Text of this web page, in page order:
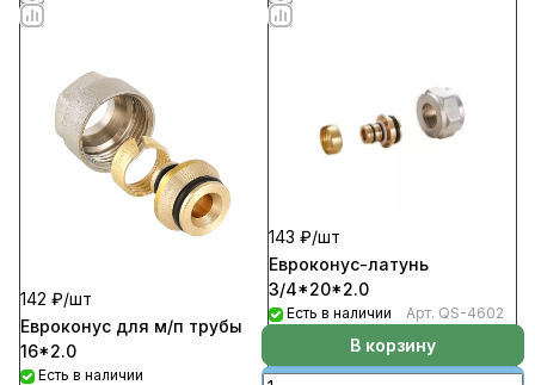
142 ₽/шт
Евроконус для м/п трубы
16*2.0
Есть в наличии
143 ₽/шт
Евроконус-латунь
3/4*20*2.0
Есть в наличии Арт. QS-4602
В корзину